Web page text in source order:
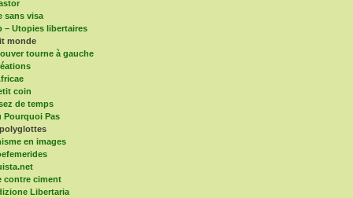
sans visa
– Utopies libertaires
monde
tourne à gauche
coin
de temps
Pourquoi Pas
en images
contre ciment
Libertaria